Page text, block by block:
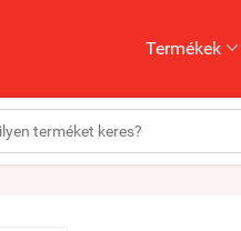
Termékek 